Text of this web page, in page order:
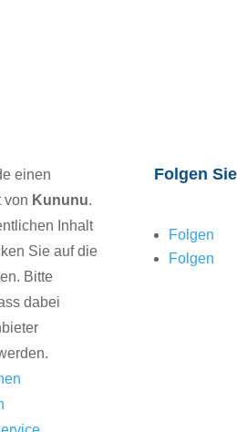
einen
von Kununu.
Inhalt
Sie auf die
Bitte
dabei
Folgen
Folgen
Folgen